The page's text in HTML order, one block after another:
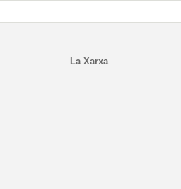
La Xarxa